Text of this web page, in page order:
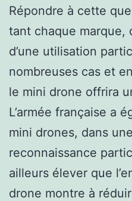
Répondre à cette
tant chaque marque,
d’une utilisation
nombreuses cas et
le mini drone offrira
L’armée française a
mini drones, dans
reconnaissance
ailleurs élever que
drone montre à